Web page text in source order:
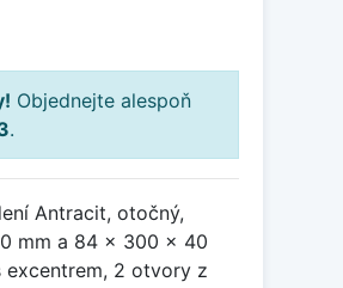
Objednejte alespoň
.
Antracit, otočný,
mm a 84 x 300 x 40
excentrem, 2 otvory z